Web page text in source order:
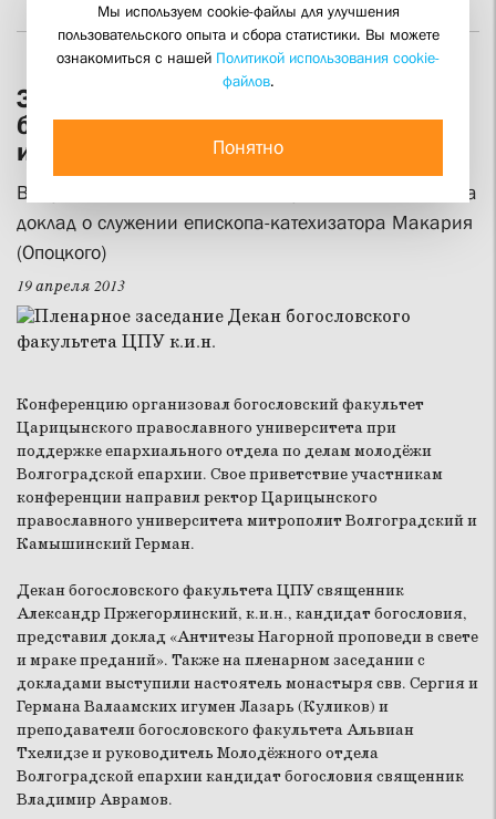
Завершилась Волгоградская научно-
богословская конференция молодых
исследователей
Выпускница СФИ Александра Буданова представила
доклад о служении епископа-катехизатора Макария
(Опоцкого)
19 апреля 2013
Конференцию организовал богословский факультет
Царицынского православного университета при
поддержке епархиального отдела по делам молодёжи
Волгоградской епархии. Свое приветствие участникам
конференции направил ректор Царицынского
православного университета митрополит Волгоградский и
Камышинский Герман.
Декан богословского факультета ЦПУ священник
Александр Пржегорлинский, к.и.н., кандидат богословия,
представил доклад «Антитезы Нагорной проповеди в свете
и мраке преданий». Также на пленарном заседании с
докладами выступили настоятель монастыря свв. Сергия и
Германа Валаамских игумен Лазарь (Куликов) и
преподаватели богословского факультета Альвиан
Тхелидзе и руководитель Молодёжного отдела
Волгоградской епархии кандидат богословия священник
Владимир Аврамов.
Мы используем cookie-файлы для улучшения
пользовательского опыта и сбора статистики. Вы можете
ознакомиться с нашей Политикой использования cookie-
файлов.
Понятно